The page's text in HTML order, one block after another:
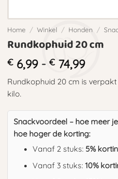
Home / Winkel / Honden /
Rundkophuid 20 cm
€6,99 - €74,99
€ 6,99
tot
Rundkophuid 20 cm is
kilo.
Snackvoordeel – hoe meer
hoe hoger de korting:
Vanaf 2 stuks: 5%
Vanaf 3 stuks: 10%